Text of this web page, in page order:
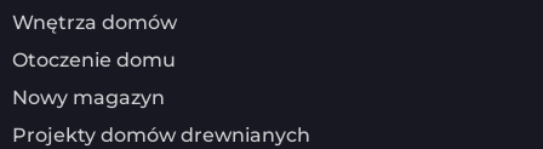
Wnętrza domów
Otoczenie domu
Nowy magazyn
Projekty domów drewnianych